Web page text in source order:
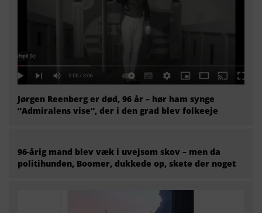
Jørgen Reenberg er død, 96 år – hør ham synge
“Admiralens vise”, der i den grad blev folkeeje
96-årig mand blev væk i uvejsom skov – men da
politihunden, Boomer, dukkede op, skete der noget